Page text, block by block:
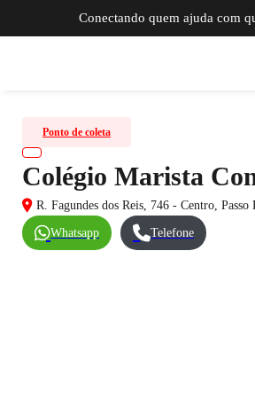
Conectando quem ajuda com
Ponto de coleta
Colégio Marista
R. Fagundes dos Reis, 746 - Centro,
Whatsapp Telefone